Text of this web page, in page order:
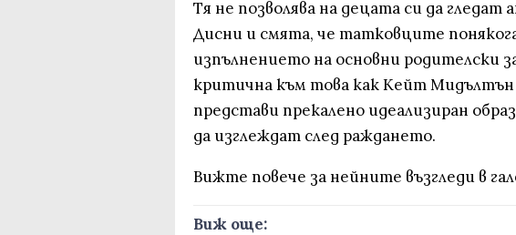
Тя не позволява на децата си да
Дисни и смята, че татковците понякога
изпълнението на основни родителски
критична към това как Кейт Мидълтън
представи прекалено идеализиран
да изглеждат след раждането.
Вижте повече за нейните възгледи в
Виж още: